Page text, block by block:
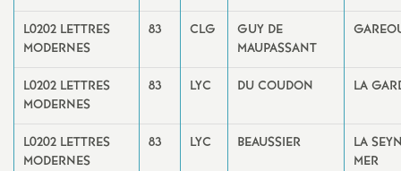
L0202 LETTRES
MODERNES
83 CLG
GUY DE
MAUPASSANT
L0202 LETTRES
MODERNES
83 LYC DU COUDON LA
L0202 LETTRES
MODERNES
83 LYC BEAUSSIER
LA
MER